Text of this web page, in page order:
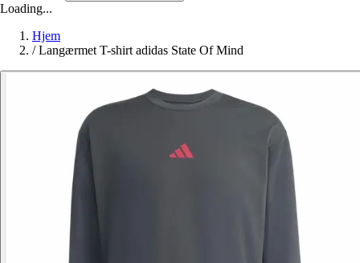
Loading...
Hjem
/ Langærmet T-shirt adidas State Of Mind